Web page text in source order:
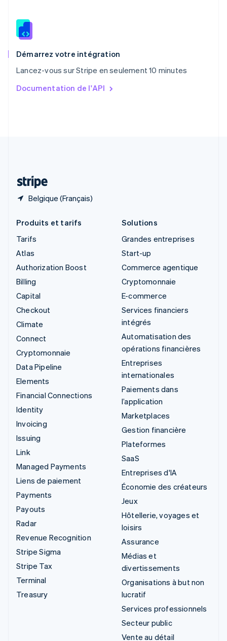
Démarrez votre intégration
Lancez-vous sur Stripe en seulement 10 minutes
Documentation de l'API
Belgique (Français)
Roumanie
Royaume-Uni
English
English简体中文
English
Produits et tarifs
Tarifs
Atlas
Authorization Boost
Billing
Capital
Checkout
Climate
Connect
Cryptomonnaie
Data Pipeline
Elements
Financial Connections
Identity
Invoicing
Issuing
Link
Managed Payments
Liens de paiement
Payments
Payouts
Radar
Revenue Recognition
Stripe Sigma
Stripe Tax
Terminal
Treasury
Solutions
Grandes entreprises
Start-up
Commerce agentique
Cryptomonnaie
E-commerce
Services financiers
intégrés
Automatisation des
opérations financières
Entreprises
internationales
Paiements dans
l’application
Marketplaces
Gestion financière
Plateformes
SaaS
Entreprises d'IA
Économie des créateurs
Jeux
Hôtellerie, voyages et
loisirs
Assurance
Médias et
divertissements
Organisations à but non
lucratif
Services professionnels
Secteur public
Vente au détail